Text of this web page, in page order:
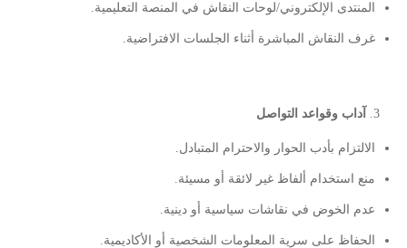
المنتدى الإلكتروني/لوحات النقاش في المنصة التعليمية.
غرف النقاش المباشرة أثناء الجلسات الافتراضية.
آداب وقواعد التواصل
الالتزام بأدب الحوار والاحترام المتبادل.
منع استخدام ألفاظ غير لائقة أو مسيئة.
عدم الخوض في نقاشات سياسية أو دينية.
الحفاظ على سرية المعلومات الشخصية أو الأكاديمية.